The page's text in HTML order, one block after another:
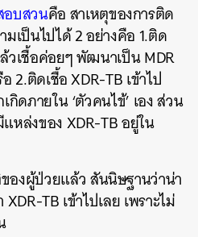
อบสวนคือ สาเหตุของการติด
เป็นไปได้ 2 อย่างคือ 1.ติด
วเชื้อค่อยๆ พัฒนาเป็น MDR
2.ติดเชื้อ XDR-TB เข้าไป
กิดภายใน ‘ตัวคนไข้’ เอง ส่วน
หล่งของ XDR-TB อยู่ใน
องผู้ป่วยแล้ว สันนิษฐานว่าน่า
TB เข้าไปเลย เพราะไม่